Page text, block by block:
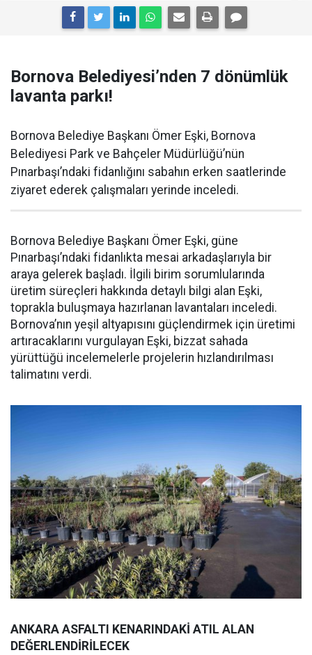
Bornova Belediyesi’nden 7 dönümlük
lavanta parkı!
Bornova Belediye Başkanı Ömer Eşki, Bornova
Belediyesi Park ve Bahçeler Müdürlüğü’nün
Pınarbaşı’ndaki fidanlığını sabahın erken saatlerinde
ziyaret ederek çalışmaları yerinde inceledi.
Bornova Belediye Başkanı Ömer Eşki, güne
Pınarbaşı’ndaki fidanlıkta mesai arkadaşlarıyla bir
araya gelerek başladı. İlgili birim sorumlularında
üretim süreçleri hakkında detaylı bilgi alan Eşki,
toprakla buluşmaya hazırlanan lavantaları inceledi.
Bornova’nın yeşil altyapısını güçlendirmek için üretimi
artıracaklarını vurgulayan Eşki, bizzat sahada
yürüttüğü incelemelerle projelerin hızlandırılması
talimatını verdi.
ANKARA ASFALTI KENARINDAKİ ATIL ALAN
DEĞERLENDİRİLECEK